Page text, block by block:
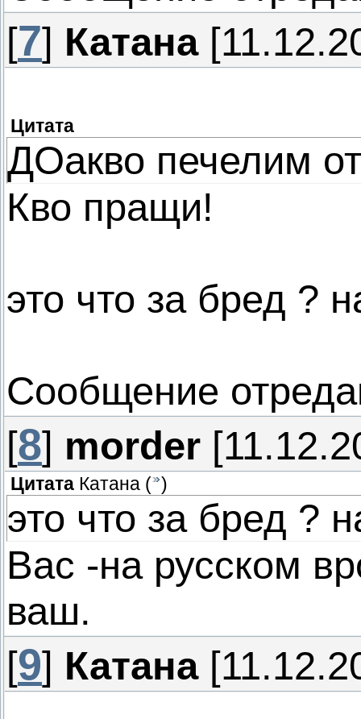
[7] Катана
Цитата
ДОакво печелим
Кво пращи!
это что за бред ?
Сообщение
[8] morder
Цитата Катана ( )
это что за бред ?
Вас -на русском
ваш.
[9] Катана